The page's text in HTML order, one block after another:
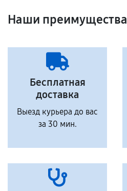
Наши преимущества
Бесплатная
доставка
Выезд курьера до вас
за 30 мин.